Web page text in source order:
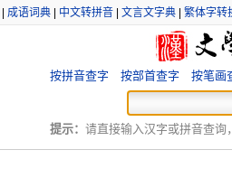
成语词典 中文转拼音 文言文字典 繁体字转
按拼音查字 按部首查字 按笔画
提示： 请直接输入汉字或拼音查询